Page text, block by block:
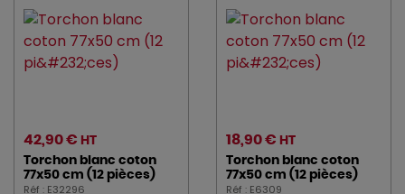
42,90 € HT
Torchon blanc coton
77x50 cm (12 pièces)
Réf : E32296
18,90 € HT
Torchon blanc coton
77x50 cm (12 pièces)
Réf : E6309